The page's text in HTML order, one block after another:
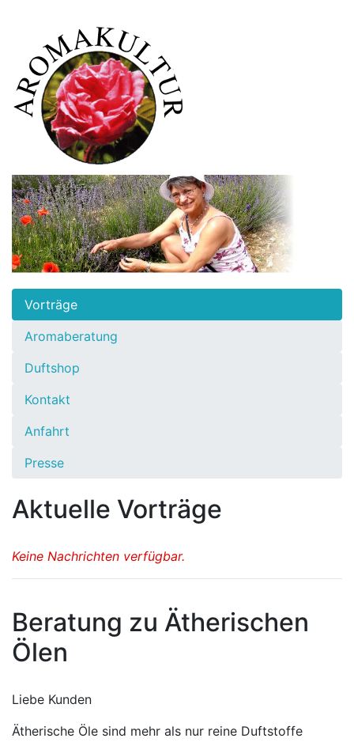
Vorträge
Aromaberatung
Duftshop
Kontakt
Anfahrt
Presse
Aktuelle Vorträge
Keine Nachrichten verfügbar.
Beratung zu Ätherischen
Ölen
Liebe Kunden
Ätherische Öle sind mehr als nur reine Duftstoffe